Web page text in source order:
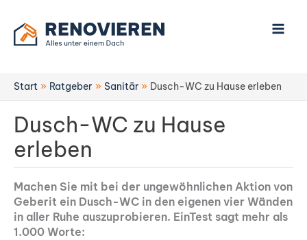
Inhalt
springen
Start Ratgeber Sanitär Dusch-WC zu Hause erleben
Dusch-WC zu Hause
erleben
Machen Sie mit bei der ungewöhnlichen Aktion von
Geberit ein Dusch-WC in den eigenen vier Wänden
in aller Ruhe auszuprobieren. EinTest sagt mehr als
1.000 Worte: